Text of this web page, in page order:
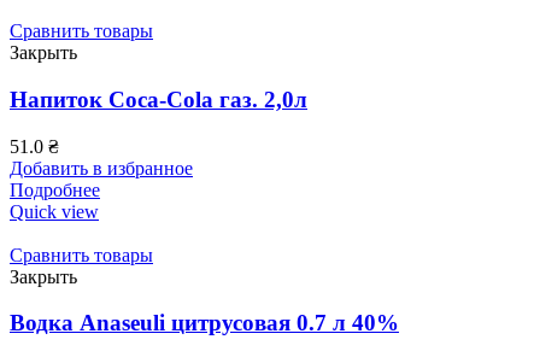
Сравнить товары
Закрыть
Напиток Coca-Cola газ. 2,0л
51.0 ₴
Добавить в избранное
Подробнее
Quick view
Сравнить товары
Закрыть
Водка Anaseuli цитрусовая 0.7 л 40%